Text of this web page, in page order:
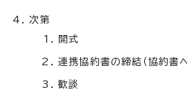
次第
開式
連携協約書の締結（協約書
歓談